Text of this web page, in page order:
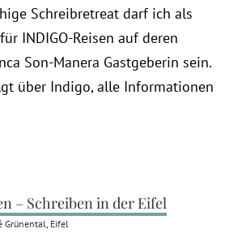
Schreibretreat darf ich als
INDIGO-Reisen auf deren
Son-Manera Gastgeberin sein.
über Indigo, alle Informationen
– Schreiben in der Eifel
Grünental, Eifel